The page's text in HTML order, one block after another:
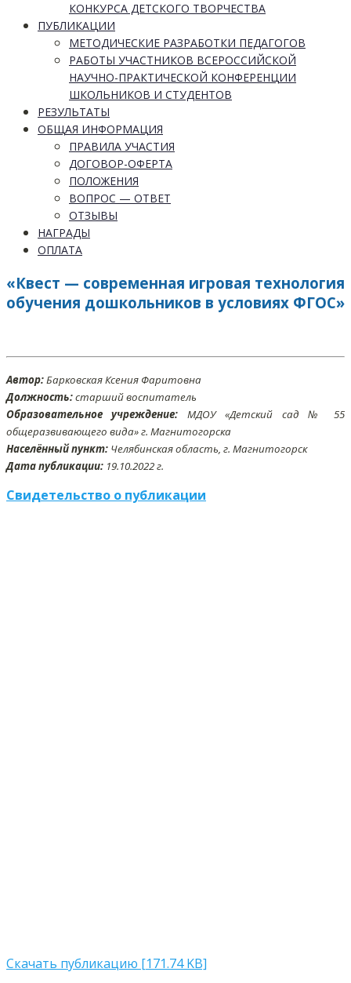
КОНКУРСА ДЕТСКОГО ТВОРЧЕСТВА
ПУБЛИКАЦИИ
МЕТОДИЧЕСКИЕ РАЗРАБОТКИ ПЕДАГОГОВ
РАБОТЫ УЧАСТНИКОВ ВСЕРОССИЙСКОЙ
НАУЧНО-ПРАКТИЧЕСКОЙ КОНФЕРЕНЦИИ
ШКОЛЬНИКОВ И СТУДЕНТОВ
РЕЗУЛЬТАТЫ
ОБЩАЯ ИНФОРМАЦИЯ
ПРАВИЛА УЧАСТИЯ
ДОГОВОР-ОФЕРТА
ПОЛОЖЕНИЯ
ВОПРОС — ОТВЕТ
ОТЗЫВЫ
НАГРАДЫ
ОПЛАТА
«Квест — современная игровая технология
обучения дошкольников в условиях ФГОС»
Автор:Барковская Ксения Фаритовна
Должность:старший воспитатель
Образовательное учреждение: МДОУ «Детский сад № 55
общеразвивающего вида» г. Магнитогорска
Населённый пункт: Челябинская область, г. Магнитогорск
Дата публикации: 19.10.2022 г.
Свидетельство о публикации
Скачать публикацию [171.74 KB]